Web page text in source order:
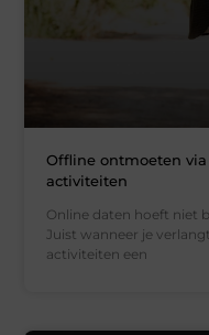
Offline ontmoeten
activiteiten
Online daten hoeft niet
Juist wanneer je
activiteiten een